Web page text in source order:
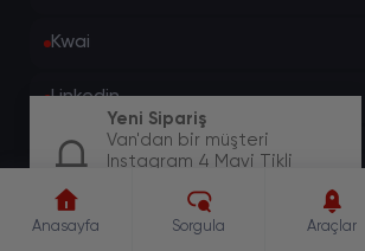
Kwai
Linkedin
Threads
Clubhouse
Anasayfa Sorgula Araçlar
Yeni Sipariş
Van'dan bir müşteri
Instagram 4 Mavi Tikli
sipariş oluşturdu.